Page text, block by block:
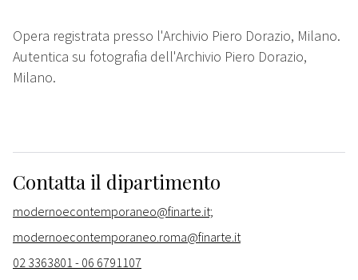
Opera registrata presso l'Archivio Piero Dorazio, Milano.
Autentica su fotografia dell'Archivio Piero Dorazio,
Milano.
Contatta il dipartimento
modernoecontemporaneo@finarte.it;
modernoecontemporaneo.roma@finarte.it
02 3363801 - 06 6791107